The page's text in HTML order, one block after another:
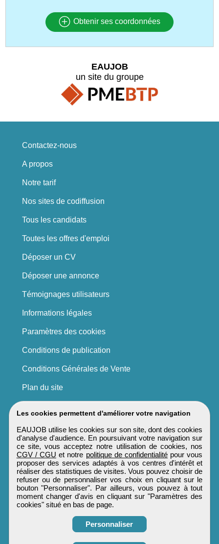
Obtenir ses coordonnées
Les cookies permettent d'améliorer votre navigation
EAUJOB utilise les cookies sur son site, dont des cookies
d'analyse d'audience. En poursuivant votre navigation sur
ce site, vous acceptez notre utilisation de cookies, nos
CGV / CGU et notre politique de confidentialité pour vous
proposer des services adaptés à vos centres d'intérêt et
réaliser des statistiques de visites. Vous pouvez choisir de
refuser ou de personnaliser vos choix en cliquant sur le
bouton "Personnaliser". Par ailleurs, vous pouvez à tout
moment changer d'avis en cliquant sur "Paramètres des
cookies" situé en bas de page.
Personnaliser
EAUJOB
un site du groupe
Contactez-nous
A propos
Notre tarif
Nos sites de codiffusion
Tous les candidats
Toutes les offres d'emploi
Déposer un CV
Déposer une annonce
Témoignages utilisateurs
Informations légales
Paramètres des cookies
Conditions de publication
Conditions Générales de Vente
Plan du site